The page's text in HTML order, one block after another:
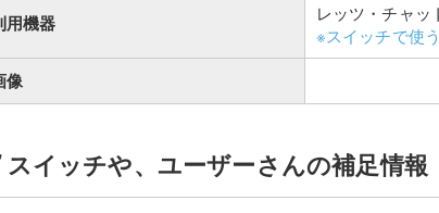
用機器
レッツ・チャッ
※スイッチで使
像
スイッチや、ユーザーさんの補足情報